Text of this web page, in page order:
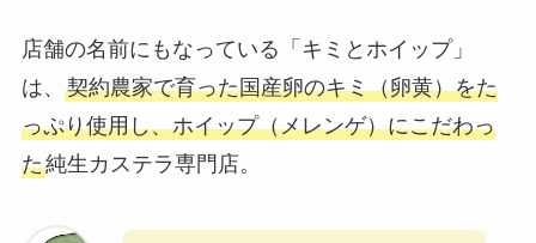
店舗の名前にもなっている「キミとホイップ」
は、 契約農家で育った国産卵のキミ（卵黄）をた
っぷり使用し、ホイップ（メレンゲ）にこだわっ
た純生カステラ専門店。